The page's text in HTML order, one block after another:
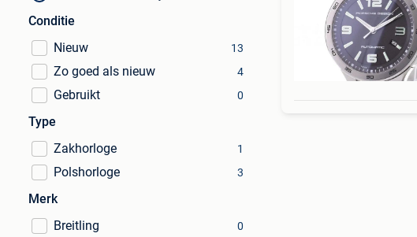
Conditie
Nieuw
13
Zo goed als nieuw 4
Gebruikt 0
Type
Zakhorloge
1
Polshorloge 3
Merk
Breitling
0